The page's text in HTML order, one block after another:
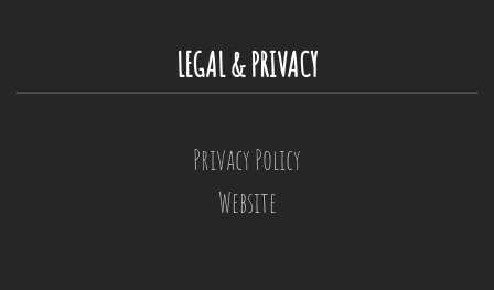
LEGAL & PRIVACY
Privacy Policy
Website